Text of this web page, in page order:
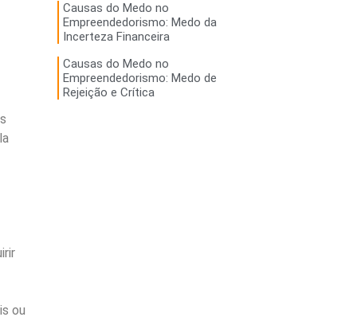
ou
Causas do Medo no
Empreendedorismo: Medo da
Incerteza Financeira
Causas do Medo no
Empreendedorismo: Medo de
Rejeição e Crítica